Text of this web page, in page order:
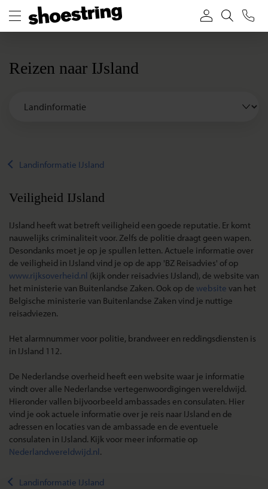
Reizen naar IJsland
Landinformatie IJsland
Veiligheid IJsland
IJsland heeft wat betreft veiligheid een goede reputatie. Er komt
nauwelijks criminaliteit voor. Zelfs de politie draagt geen wapen.
Desondanks moet je op je spullen letten. Actuele informatie over
de veiligheid in IJsland vind je op de app 'BZ Reisadvies' of op
www.rijksoverheid.nl (kijk onder reisadvies IJsland), de website van
het ministerie van Buitenlandse Zaken. Ook op de website van het
Belgische ministerie van Buitenlandse Zaken vind je nuttige
reisadviezen.
Het alarmnummer voor politie, brandweer en reddingsdiensten is
in IJsland 112.
De Nederlandse overheid heeft een website waar je informatie
vindt over alle Nederlandse vertegenwoordigingen wereldwijd.
Hieronder vallen bijvoorbeeld ambassades en consulaten. Hier
vind je ook actuele informatie over je reis naar IJsland en de
adressen en locaties van de ambassade en de eventuele
consulaten in IJsland. Kijk voor meer informatie op
Nederlandwereldwijd.nl.
Landinformatie IJsland